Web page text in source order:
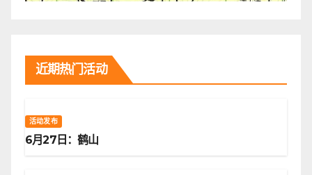
近期热门活动
活动发布
6月27日：鹤山